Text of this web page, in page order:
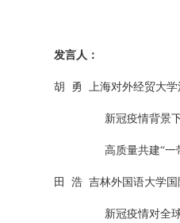
发言人：
胡 勇 上海对外经贸大
新冠疫情背景
高质量共建“一
田 浩 吉林外国语大学
新冠疫情对全